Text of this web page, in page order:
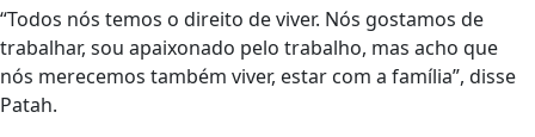
“Todos nós temos o direito de viver. Nós gostamos de
trabalhar, sou apaixonado pelo trabalho, mas acho que
nós merecemos também viver, estar com a família”, disse
Patah.